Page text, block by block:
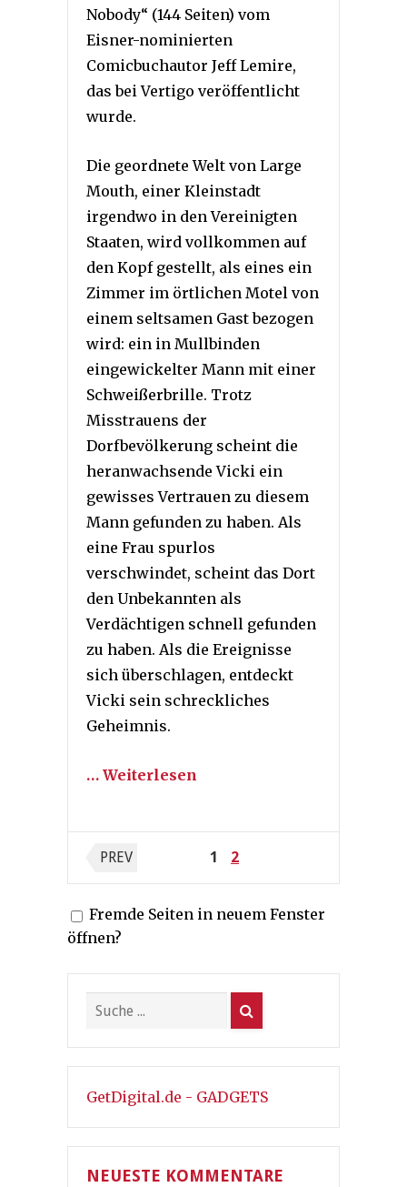
Nobody“ (144 Seiten) vom
Eisner-nominierten
Comicbuchautor Jeff Lemire,
das bei Vertigo veröffentlicht
wurde.
Die geordnete Welt von Large
Mouth, einer Kleinstadt
irgendwo in den Vereinigten
Staaten, wird vollkommen auf
den Kopf gestellt, als eines ein
Zimmer im örtlichen Motel von
einem seltsamen Gast bezogen
wird: ein in Mullbinden
eingewickelter Mann mit einer
Schweißerbrille. Trotz
Misstrauens der
Dorfbevölkerung scheint die
heranwachsende Vicki ein
gewisses Vertrauen zu diesem
Mann gefunden zu haben. Als
eine Frau spurlos
verschwindet, scheint das Dort
den Unbekannten als
Verdächtigen schnell gefunden
zu haben. Als die Ereignisse
sich überschlagen, entdeckt
Vicki sein schreckliches
Geheimnis.
… Weiterlesen
Seitennummerierung
der
Beiträge
PREV 1 2
Fremde Seiten in neuem Fenster
öffnen?
GetDigital.de - GADGETS
NEUESTE KOMMENTARE